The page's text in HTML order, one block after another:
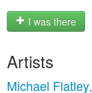
I was there
Artists
Michael Flatley,